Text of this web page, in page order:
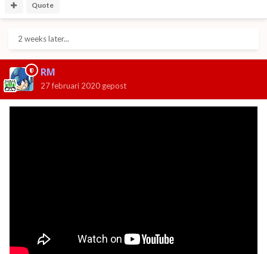
Quote
2 weeks later...
RM
27 februari 2020 gepost